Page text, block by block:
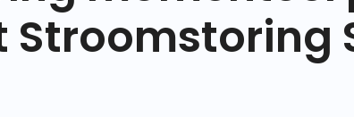
Stroomstoring